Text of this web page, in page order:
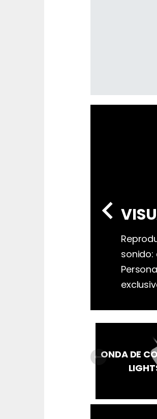
sonido:
chevron_left
ONDA DE
arrow_right_alt